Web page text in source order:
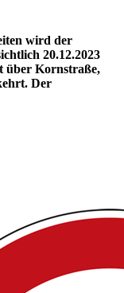
wird der
20.12.2023
über Kornstraße,
Der